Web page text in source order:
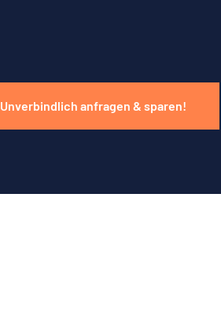
Unverbindlich anfragen & sparen!